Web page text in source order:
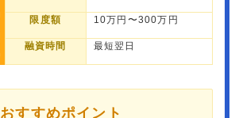
限度額 10万円〜300万円
融資時間 最短翌日
おすすめポイント